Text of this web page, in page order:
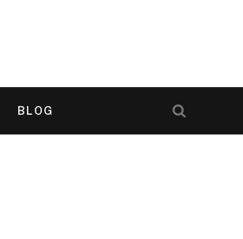
BLOG